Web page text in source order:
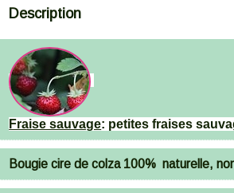
Description
Fraise sauvage: petites fraises
Bougie cire de colza 100% naturelle,